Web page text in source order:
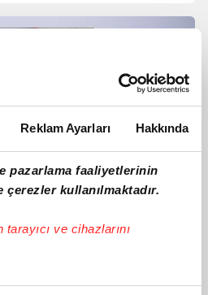
Reklam Ayarları Hakkında
pazarlama faaliyetlerinin
kullanılmaktadır.
tarayıcı ve cihazlarını
halinde sizlere özel
olacak mı?